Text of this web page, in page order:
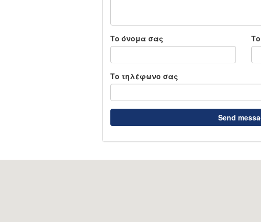
Το όνομα σας
Το τηλέφωνο σας
Send